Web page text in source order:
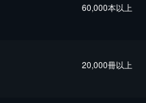
60,000本以上
20,000冊以上